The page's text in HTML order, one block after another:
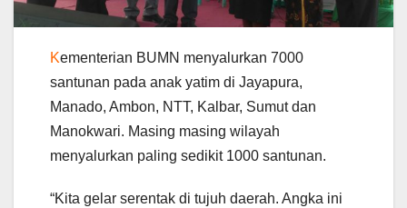
Kementerian BUMN menyalurkan 7000
santunan pada anak yatim di Jayapura,
Manado, Ambon, NTT, Kalbar, Sumut dan
Manokwari. Masing masing wilayah
menyalurkan paling sedikit 1000 santunan.
“Kita gelar serentak di tujuh daerah. Angka ini